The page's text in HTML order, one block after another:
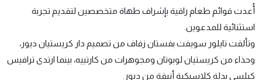
أُعدت قوائم طعام راقية بإشراف طهاة متخصصين لتقديم تجربة
استثنائية للمدعوين.
وتألقت تايلور سويفت بفستان زفاف من تصميم دار كريستيان ديور،
وحذاء من كريستيان لوبوتان ومجوهرات من كارتييه، بينما ارتدى ترافيس
كيلسي بدلة كلاسيكية أنيقة من ديور.